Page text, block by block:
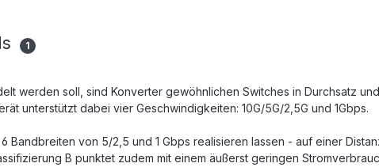
1
werden soll, sind Konverter gewöhnlichen Switches in Durchsatz
unterstützt dabei vier Geschwindigkeiten: 10G/5G/2,5G und 1Gbps.
von 5/2,5 und 1 Gbps realisieren lassen - auf einer
B punktet zudem mit einem äußerst geringen